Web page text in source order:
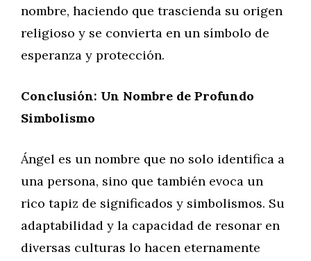
nombre, haciendo que trascienda su origen
religioso y se convierta en un símbolo de
esperanza y protección.
Conclusión: Un Nombre de Profundo
Simbolismo
Ángel es un nombre que no solo identifica a
una persona, sino que también evoca un
rico tapiz de significados y simbolismos. Su
adaptabilidad y la capacidad de resonar en
diversas culturas lo hacen eternamente